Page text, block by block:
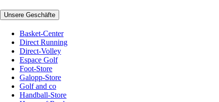
Unsere Geschäfte
Basket-Center
Direct Running
Direct-Volley
Espace Golf
Foot-Store
Galopp-Store
Golf and co
Handball-Store